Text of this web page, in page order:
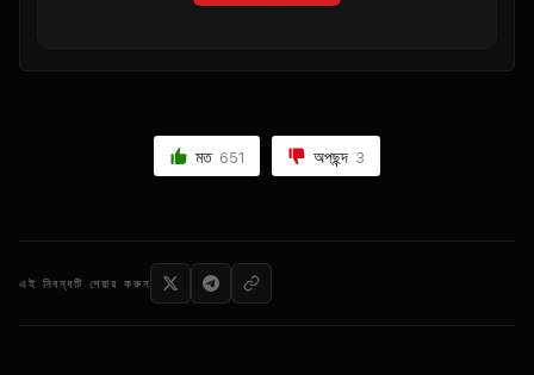
মত 651 অপছন্দ 3
এই নিবন্ধটি শেয়ার করুন